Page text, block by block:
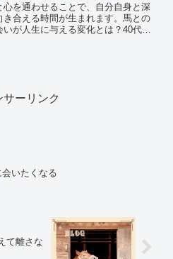
心を通わせることで、自分自身と深
き合える時間が生まれます。馬との
いが人生に与える変化とは？40代か
サーリンク
会いたくなる
て離さな